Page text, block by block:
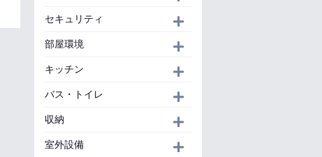
セキュリティ
部屋環境
キッチン
バス・トイレ
収納
室外設備